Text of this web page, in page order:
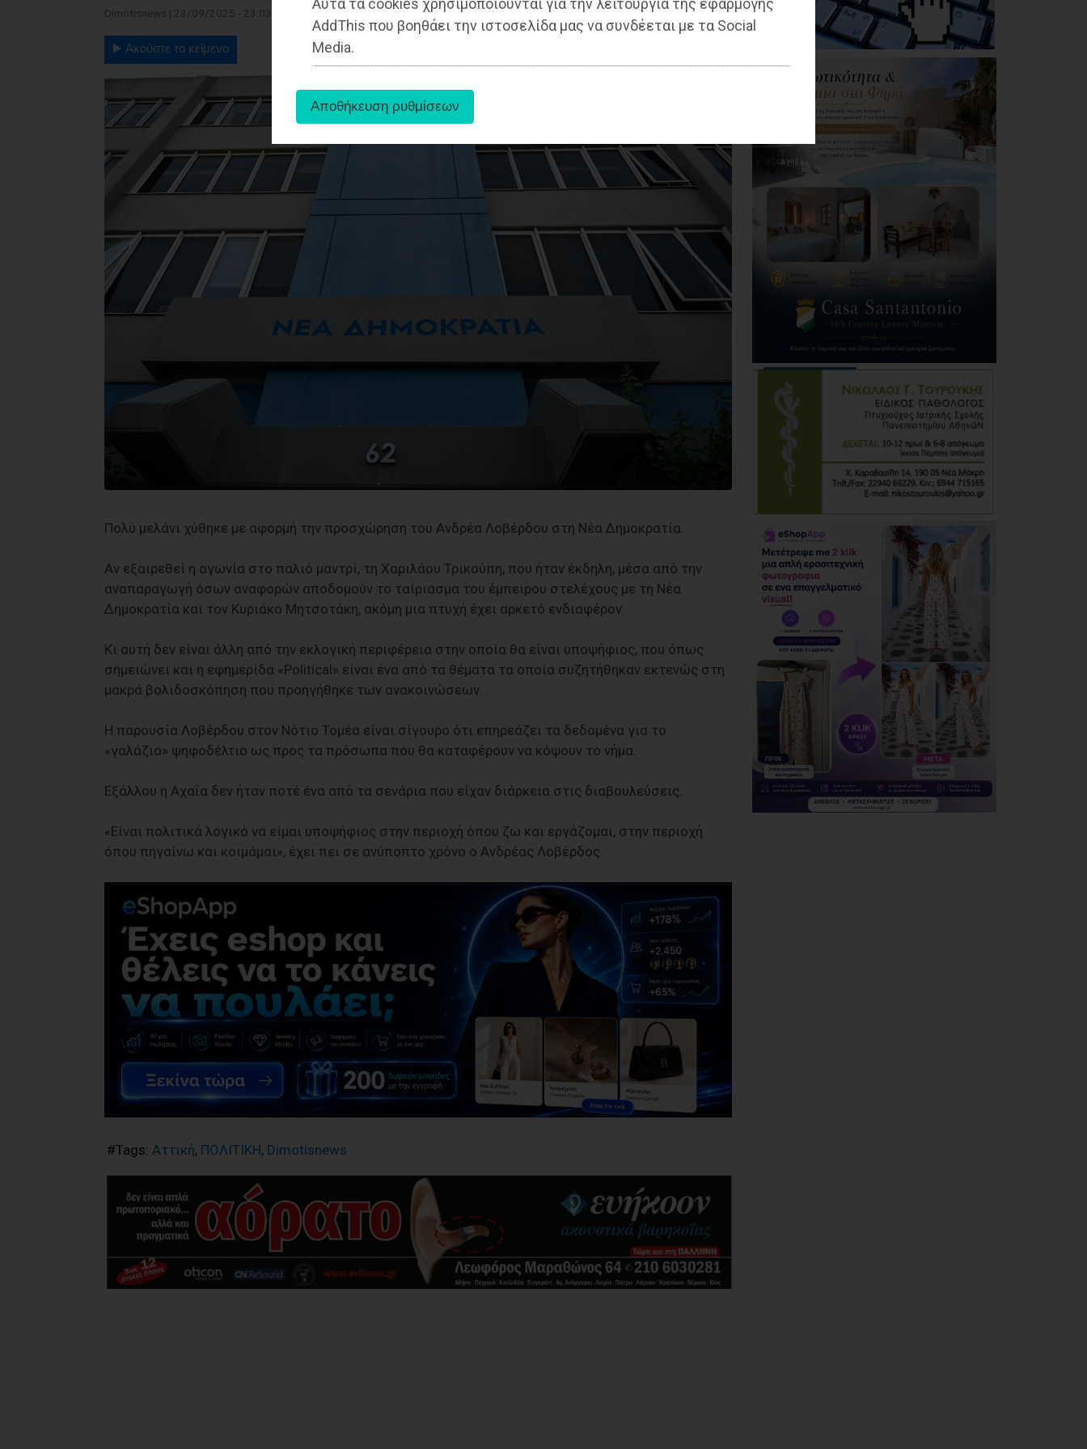
Αυτά τα cookies χρησιμοποιούνται για την λειτουργία της εφαρμογής
AddThis που βοηθάει την ιστοσελίδα μας να συνδέεται με τα Social
Media.
Dimotisnews | 23/09/2025 - 23:03
▶️ Ακούστε το κείμενο
Πολύ μελάνι χύθηκε με αφορμή την προσχώρηση του Ανδρέα Λοβέρδου στη Νέα Δημοκρατία.
Αν εξαιρεθεί η αγωνία στο παλιό μαντρί, τη Χαριλάου Τρικούπη, που ήταν έκδηλη, μέσα από την
αναπαραγωγή όσων αναφορών αποδομούν το ταίριασμα του έμπειρου στελέχους με τη Νέα
Δημοκρατία και τον Κυριάκο Μητσοτάκη, ακόμη μια πτυχή έχει αρκετό ενδιαφέρον.
Κι αυτή δεν είναι άλλη από την εκλογική περιφέρεια στην οποία θα είναι υποψήφιος, που όπως
σημειώνει και η εφημερίδα «Political» είναι ένα από τα θέματα τα οποία συζητήθηκαν εκτενώς στη
μακρά βολιδοσκόπηση που προηγήθηκε των ανακοινώσεων.
Η παρουσία Λοβέρδου στον Νότιο Τομέα είναι σίγουρο ότι επηρεάζει τα δεδομένα για το
«γαλάζιο» ψηφοδέλτιο ως προς τα πρόσωπα που θα καταφέρουν να κόψουν το νήμα.
Εξάλλου η Αχαΐα δεν ήταν ποτέ ένα από τα σενάρια που είχαν διάρκεια στις διαβουλεύσεις.
«Είναι πολιτικά λογικό να είμαι υποψήφιος στην περιοχή όπου ζω και εργάζομαι, στην περιοχή
όπου πηγαίνω και κοιμάμαι», έχει πει σε ανύποπτο χρόνο ο Ανδρέας Λοβέρδος.
#Tags: Αττική, ΠΟΛΙΤΙΚΗ, Dimotisnews
Κέντρο Υγείας Νέας
Μάκρης: Το
φυσικοθεραπευτήριο
πρόκειται να
στο άμεσο μέλλον
07/08/2026
Μάτι σε πολεοδομική
ομηρία: Οι περιουσίες
πάγωσαν – Οι
κάτοικοι
Κοινωφελή
Επιχείρηση του Δήμου
Παλλήνης: Άνθρακας
ο θησαυρός; ή καλά
ξεμπερδέματα για τον
Ζούτσο;
06/08/2026
Δήμος Μαραθώνα: Το
νέο πρόγραμμα «Ο,ΤΙ
ΕΓΙΝΕ - ΕΓΙΝΕ 2026»
Ο Μώραλης αλλάζει
τους δρόμους του
Πειραιά
(photos+video)
06/08/2026
θέση αιρετό των
νοτίων προαστίων
06/08/2026
Τίγκα στα ξερά χόρτα
ο Διόνυσος, «άφαντη»
η Δημοτική Αρχή
06/08/2026
Η Novibet «ψηφίζει»
πρωθυπουργό: Το
ακλόνητο φαβορί, η
επιστροφή και το
αουτσάιντερ των
41,00
06/08/2026
Προσφυγή της
αντιπολίτευσης του
Δήμου Παλλήνης στην
Αποκεντρωμένη